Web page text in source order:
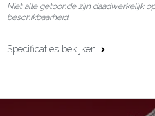
Niet alle getoonde zijn daadwerkelijk
beschikbaarheid.
Specificaties bekijken